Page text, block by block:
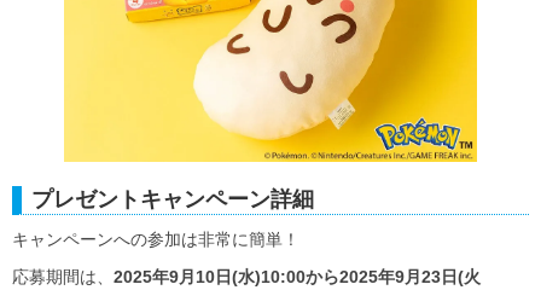
プレゼントキャンペーン詳細
キャンペーンへの参加は非常に簡単！
応募期間は、 2025年9月10日(水)10:00から2025年9月23日(火